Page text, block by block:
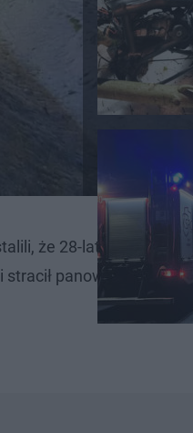
że 28-latek kierujący
panowanie nad